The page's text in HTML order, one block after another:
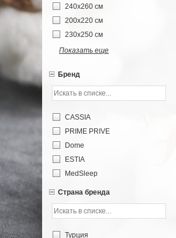
240х260 см
200х220 см
230х250 см
Показать еще
Бренд
CASSIA
PRIME PRIVE
Dome
ESTIA
MedSleep
Страна бренда
Турция